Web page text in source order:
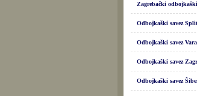
Zagrebački odbojkaški
Odbojkaški savez
Odbojkaški savez
Odbojkaški savez
Odbojkaški savez